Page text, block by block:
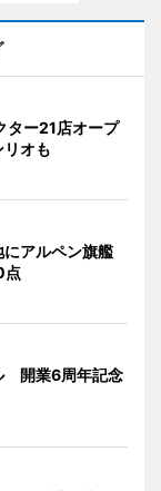
ター21店オープ
オも
アルペン旗艦
点
開業6周年記念